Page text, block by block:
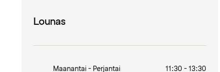
Lounas
Maanantai - Perjantai 11:30 - 13:30